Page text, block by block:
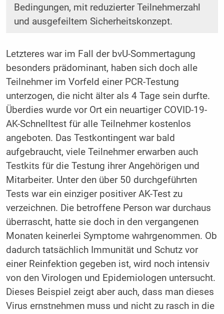
Bedingungen, mit reduzierter Teilnehmerzahl
und ausgefeiltem Sicherheitskonzept.
Letzteres war im Fall der bvU-Sommertagung
besonders prädominant, haben sich doch alle
Teilnehmer im Vorfeld einer PCR-Testung
unterzogen, die nicht älter als 4 Tage sein durfte.
Überdies wurde vor Ort ein neuartiger COVID-19-
AK-Schnelltest für alle Teilnehmer kostenlos
angeboten. Das Testkontingent war bald
aufgebraucht, viele Teilnehmer erwarben auch
Testkits für die Testung ihrer Angehörigen und
Mitarbeiter. Unter den über 50 durchgeführten
Tests war ein einziger positiver AK-Test zu
verzeichnen. Die betroffene Person war durchaus
überrascht, hatte sie doch in den ver­gangenen
Monaten keinerlei Symptome wahrgenommen. Ob
dadurch tatsächlich Immunität und Schutz vor
einer Reinfektion gegeben ist, wird noch intensiv
von den Virologen und Epidemiologen untersucht.
Dieses Beispiel zeigt aber auch, dass man dieses
Virus ernstnehmen muss und nicht zu rasch in die